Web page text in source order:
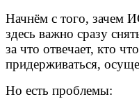
Начнём с того, зачем
здесь важно сразу
за что отвечает, кто
придерживаться,
Но есть проблемы: